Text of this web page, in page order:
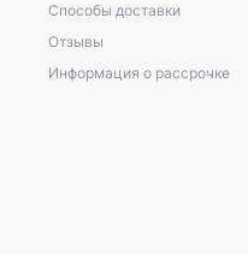
Способы доставки
Отзывы
Информация о рассрочке